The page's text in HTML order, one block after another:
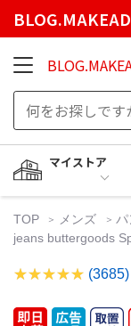
マイストア
TOP メンズ パ
jeans buttergoods
(3685)